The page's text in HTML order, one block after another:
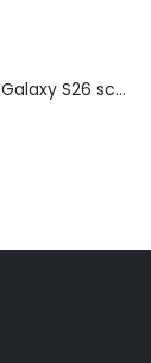
Samsung Galaxy S26 scherm herstelling